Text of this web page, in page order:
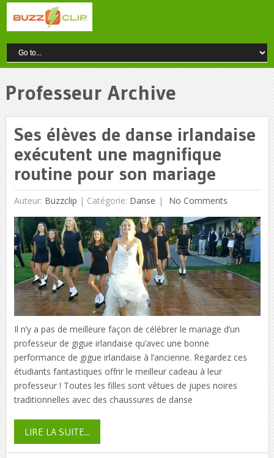
Professeur Archive
Ses élèves de danse irlandaise
exécutent une magnifique
routine pour son mariage
Auteur: Buzzclip | Catégorie: Danse No Comments
Il n’y a pas de meilleure façon de célébrer le mariage d’un
professeur de gigue irlandaise qu’avec une bonne
performance de gigue irlandaise à l’ancienne. Regardez ces
étudiants fantastiques offrir le meilleur cadeau à leur
professeur ! Toutes les filles sont vêtues de jupes noires
traditionnelles avec des chaussures de danse
LIRE LA SUITE...